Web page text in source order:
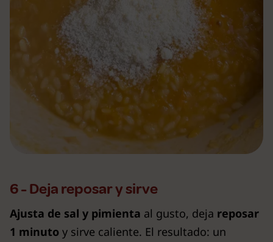
6 - Deja reposar y sirve
Ajusta de sal y pimienta al gusto, deja reposar
1 minuto y sirve caliente. El resultado: un